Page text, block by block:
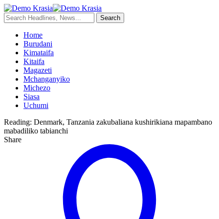
Home
Burudani
Kimataifa
Kitaifa
Magazeti
Mchanganyiko
Michezo
Siasa
Uchumi
Reading: Denmark, Tanzania zakubaliana kushirikiana mapambano
mabadiliko tabianchi
Share